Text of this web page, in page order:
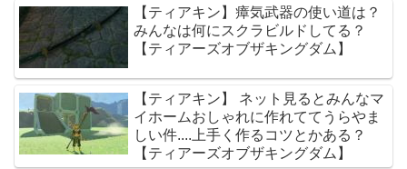
【ティアキン】瘴気武器の使い道は？
みんなは何にスクラビルドしてる？
【ティアーズオブザキングダム】
【ティアキン】 ネット見るとみんなマ
イホームおしゃれに作れててうらやま
しい件....上手く作るコツとかある？
【ティアーズオブザキングダム】